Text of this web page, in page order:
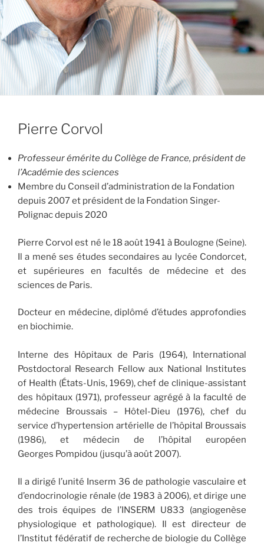
Pierre Corvol
Professeur émérite du Collège de France, président de
l’Académie des sciences
Membre du Conseil d’administration de la Fondation
depuis 2007 et président de la Fondation Singer-
Polignac depuis 2020
Pierre Corvol est né le 18 août 1941 à Boulogne (Seine).
Il a mené ses études secondaires au lycée Condorcet,
et supérieures en facultés de médecine et des
sciences de Paris.
Docteur en médecine, diplômé d’études approfondies
en biochimie.
Interne des Hôpitaux de Paris (1964), International
Postdoctoral Research Fellow aux National Institutes
of Health (États-Unis, 1969), chef de clinique-assistant
des hôpitaux (1971), professeur agrégé à la faculté de
médecine Broussais – Hôtel-Dieu (1976), chef du
service d’hypertension artérielle de l’hôpital Broussais
(1986), et médecin de l’hôpital européen
Georges Pompidou (jusqu’à août 2007).
Il a dirigé l’unité Inserm 36 de pathologie vasculaire et
d’endocrinologie rénale (de 1983 à 2006), et dirige une
des trois équipes de l’INSERM U833 (angiogenèse
physiologique et pathologique). Il est directeur de
l’Institut fédératif de recherche de biologie du Collège